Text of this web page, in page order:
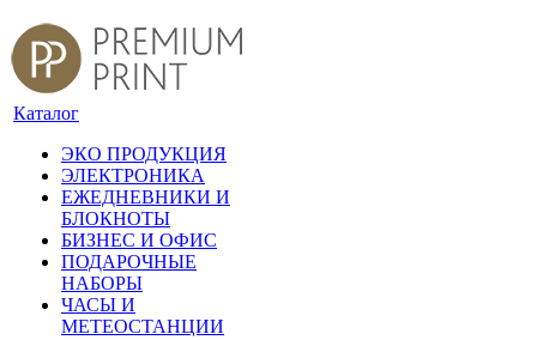
Каталог
ЭКО ПРОДУКЦИЯ
ЭЛЕКТРОНИКА
ЕЖЕДНЕВНИКИ И
БЛОКНОТЫ
БИЗНЕС И ОФИС
ПОДАРОЧНЫЕ
НАБОРЫ
ЧАСЫ И
МЕТЕОСТАНЦИИ